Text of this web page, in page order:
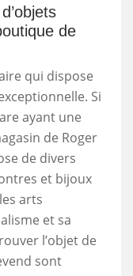
de
qui dispose
Si
ayant une
de Roger
de divers
et bijoux
arts
et sa
l’objet de
sont